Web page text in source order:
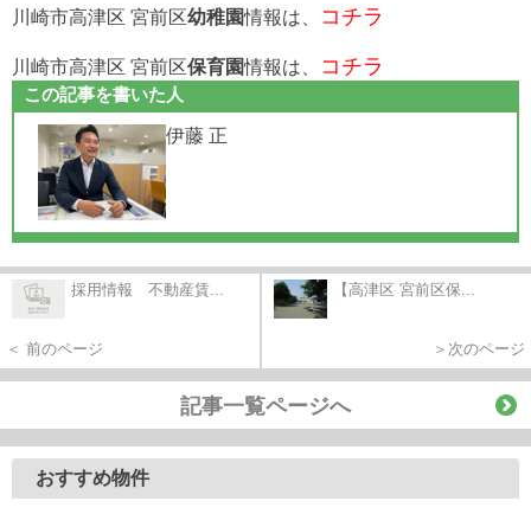
川崎市高津区 宮前区幼稚園情報は、 コチラ
川崎市高津区 宮前区保育園情報は、 コチラ
この記事を書いた人
伊藤 正
採用情報 不動産賃...
＜ 前のページ
【高津区 宮前区保...
＞次のページ
記事一覧ページへ
おすすめ物件